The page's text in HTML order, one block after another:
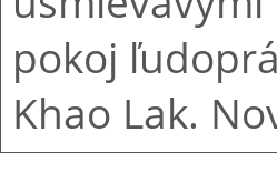
pokoj
Khao Lak.